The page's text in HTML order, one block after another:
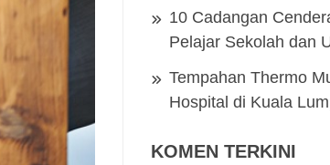
10 Cadangan
Pelajar Sekolah dan
Tempahan Thermo
Hospital di Kuala
KOMEN TERKINI